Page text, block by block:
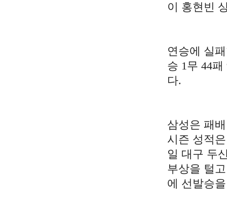
이 홍현빈
연승에 실
승 1무 44
다.
삼성은 패
시즌 성적
일 대구 두
부상을 털
에 선발승